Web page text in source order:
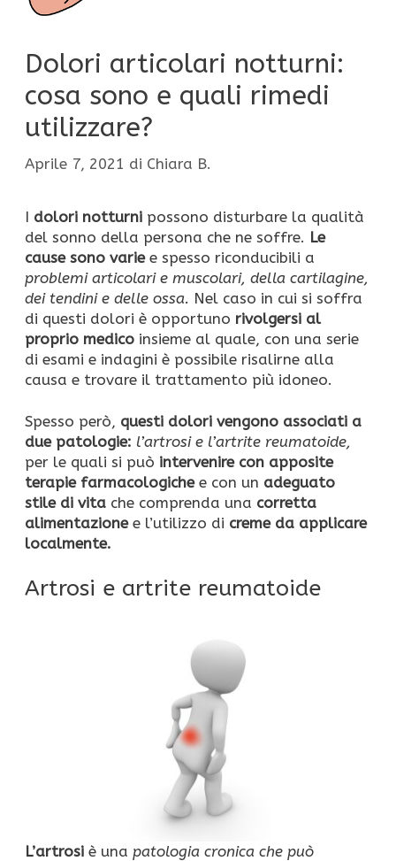
Dolori articolari notturni:
cosa sono e quali rimedi
utilizzare?
Aprile 7, 2021 di Chiara B.
I dolori notturni possono disturbare la qualità
del sonno della persona che ne soffre. Le
cause sono variee spesso riconducibili a
problemi articolari e muscolari, della cartilagine,
dei tendini e delle ossa. Nel caso in cui si soffra
di questi dolori è opportuno rivolgersi al
proprio medico insieme al quale, con una serie
di esami e indagini è possibile risalirne alla
causa e trovare il trattamento più idoneo.
Spesso però, questi dolori vengono associati a
due patologie: l’artrosi e l’artrite reumatoide,
per le quali si può intervenire con apposite
terapie farmacologichee con un adeguato
stile di vita che comprenda una corretta
alimentazionee l’utilizzo di creme da applicare
localmente.
Artrosi e artrite reumatoide
L’artrosi è una patologia cronica che può